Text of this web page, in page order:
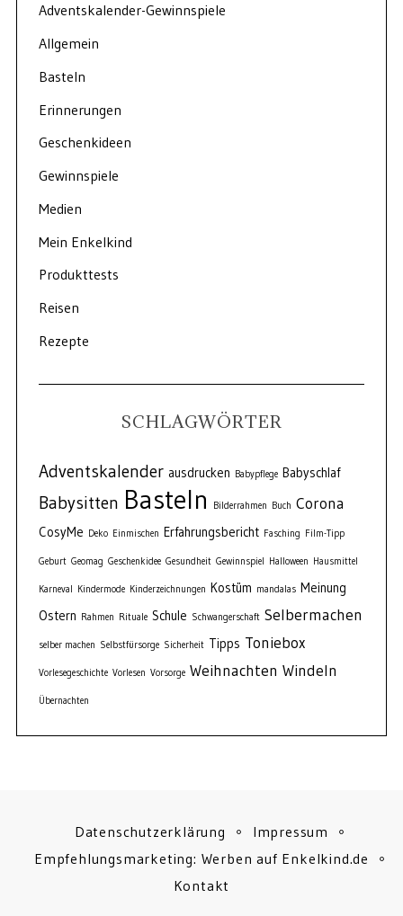
Adventskalender-Gewinnspiele
Allgemein
Basteln
Erinnerungen
Geschenkideen
Gewinnspiele
Medien
Mein Enkelkind
Produkttests
Reisen
Rezepte
SCHLAGWÖRTER
Adventskalender ausdrucken Babypflege Babyschlaf
Babysitten Basteln Bilderrahmen Buch Corona
CosyMe Deko Einmischen Erfahrungsbericht Fasching Film-Tipp
Geburt Geomag Geschenkidee Gesundheit Gewinnspiel Halloween Hausmittel
Karneval Kindermode Kinderzeichnungen Kostüm mandalas Meinung
Ostern
Rahmen Rituale Schule Schwangerschaft Selbermachen
selber machen Selbstfürsorge Sicherheit Tipps Toniebox
Vorlesegeschichte Vorlesen Vorsorge Weihnachten Windeln
Übernachten
Datenschutzerklärung
Impressum
Empfehlungsmarketing: Werben auf Enkelkind.de
Kontakt